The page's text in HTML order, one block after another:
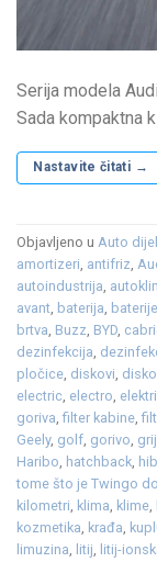
Serija modela
Sada kompaktna
Nastavite čitati →
Objavljeno u Auto
amortizeri, antifriz,
autoindustrija,
avant, baterija, baterije
brtva, Buzz, BYD,
dezinfekcija,
pločice, diskovi,
electric, electro,
goriva,filter kabine,
Geely, golf, gorivo,
Haribo, hatchback,
tome što je Twingo
kilometri, klima, klime,
kozmetika, krađa,
limuzina, litij, litij-